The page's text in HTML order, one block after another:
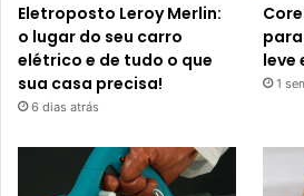
Eletroposto Leroy Merlin:
o lugar do seu carro
elétrico e de tudo o que
sua casa precisa!
6 dias atrás
leve
1